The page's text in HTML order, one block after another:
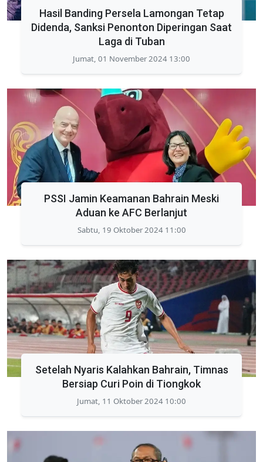
Hasil Banding Persela Lamongan Tetap
Didenda, Sanksi Penonton Diperingan Saat
Laga di Tuban
Jumat, 01 November 2024 13:00
PSSI Jamin Keamanan Bahrain Meski
Aduan ke AFC Berlanjut
Sabtu, 19 Oktober 2024 11:00
Setelah Nyaris Kalahkan Bahrain, Timnas
Bersiap Curi Poin di Tiongkok
Jumat, 11 Oktober 2024 10:00